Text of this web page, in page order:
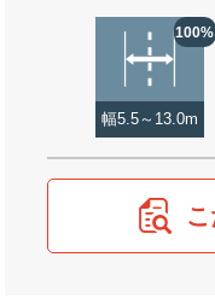
100%
幅5.5～13.0m